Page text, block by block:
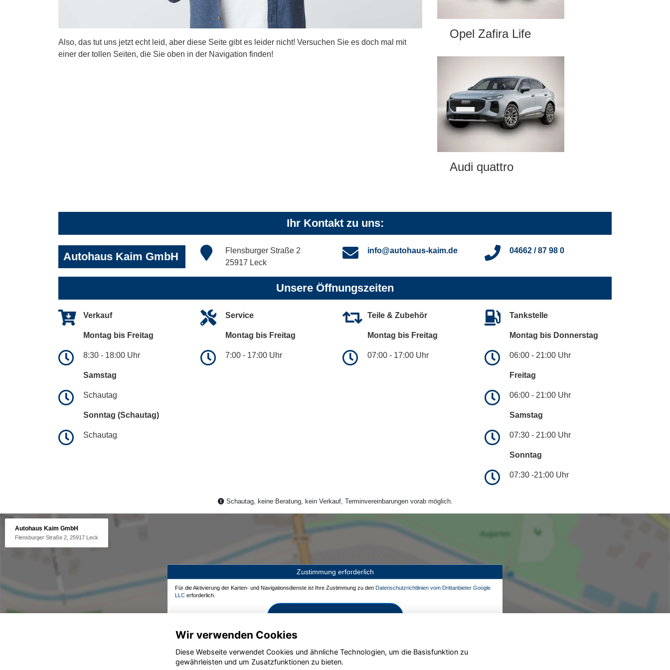
Also, das tut uns jetzt echt leid, aber diese Seite gibt es leider nicht! Versuchen Sie es doch mal mit
einer der tollen Seiten, die Sie oben in der Navigation finden!
Opel Zafira Life
Audi quattro
Ihr Kontakt zu uns:
Autohaus Kaim GmbH
Flensburger Straße 2
25917 Leck
info@autohaus-kaim.de 04662 / 87 98 0
Unsere Öffnungszeiten
Verkauf
Montag bis Freitag
8:30 - 18:00 Uhr
Samstag
Schautag
Sonntag (Schautag)
Schautag
Service
Montag bis Freitag
7:00 - 17:00 Uhr
Teile & Zubehör
Montag bis Freitag
07:00 - 17:00 Uhr
Tankstelle
Montag bis Donnerstag
06:00 - 21:00 Uhr
Freitag
06:00 - 21:00 Uhr
Samstag
07:30 - 21:00 Uhr
Sonntag
07:30 -21:00 Uhr
Schautag, keine Beratung, kein Verkauf, Terminvereinbarungen vorab möglich.
Autohaus Kaim GmbH
Flensburger Straße 2, 25917 Leck
Zustimmung erforderlich
Für die Aktivierung der Karten- und Navigationsdienste ist Ihre Zustimmung zu den Datenschutzrichtlinien vom Drittanbieter Google
LLC erforderlich.
Zustimmen und aktivieren
Wir verwenden Cookies
Diese Webseite verwendet Cookies und ähnliche Technologien, um die Basisfunktion zu
gewährleisten und um Zusatzfunktionen zu bieten.